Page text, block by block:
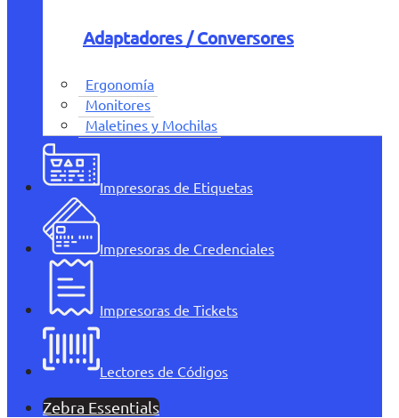
Adaptadores / Conversores
Ergonomía
Monitores
Maletines y Mochilas
Impresoras de Etiquetas
Impresoras de Credenciales
Impresoras de Tickets
Lectores de Códigos
Zebra Essentials